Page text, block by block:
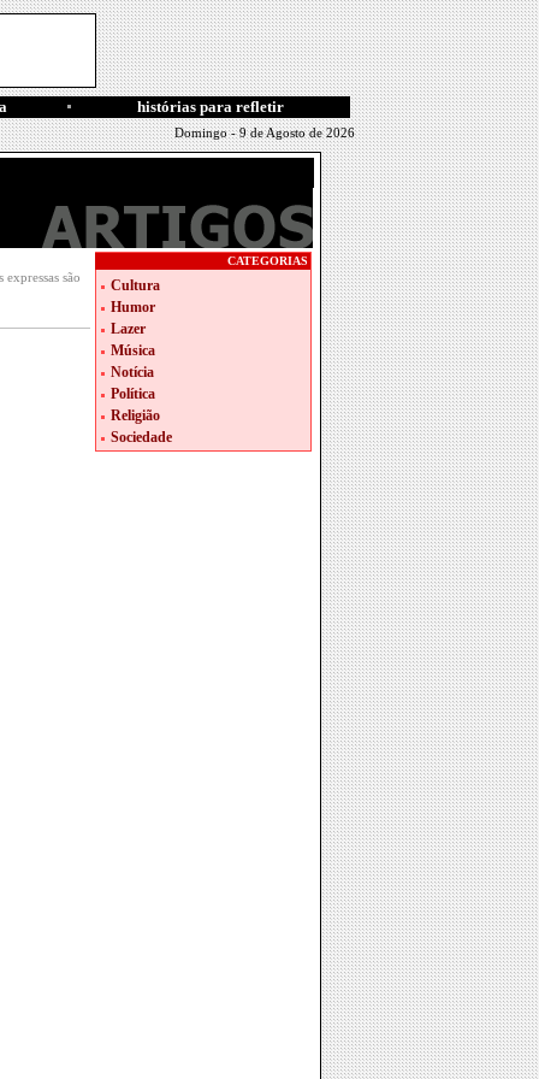
histórias para refletir
Domingo - 9 de Agosto de 2026
são
CATEGORIAS
Cultura
Humor
Lazer
Música
Notícia
Política
Religião
Sociedade